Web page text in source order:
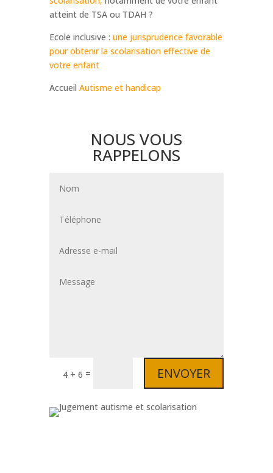
atteint de TSA ou TDAH ?
Ecole inclusive : une jurisprudence favorable
pour obtenir la scolarisation effective de
votre enfant
Accueil Autisme et handicap
NOUS VOUS
RAPPELONS
4 + 6 = ENVOYER